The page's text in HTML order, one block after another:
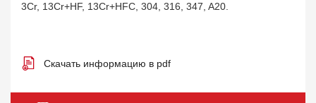
3Cr, 13Cr+HF, 13Cr+HFC, 304, 316, 347, A20.
Скачать информацию в pdf